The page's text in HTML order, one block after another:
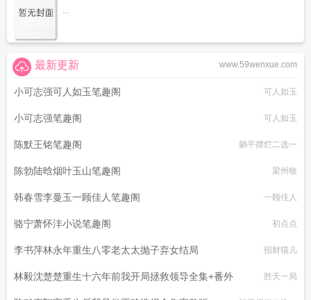
...
www.59wenxue.com
最新更新
小可志强可人如玉笔趣阁 可人如玉
小可志强笔趣阁 可人如玉
陈默王铭笔趣阁 躺平摆烂二选一
陈勃陆晗烟叶玉山笔趣阁 梁州牧
韩春雪李曼玉一顾佳人笔趣阁 一顾佳人
骆宁萧怀沣小说笔趣阁 初点点
李书萍林永年重生八零老太太抛子弃女结局 招财猫儿
林毅沈楚楚重生十六年前我开局拯救领导全集+番外 胜天一局